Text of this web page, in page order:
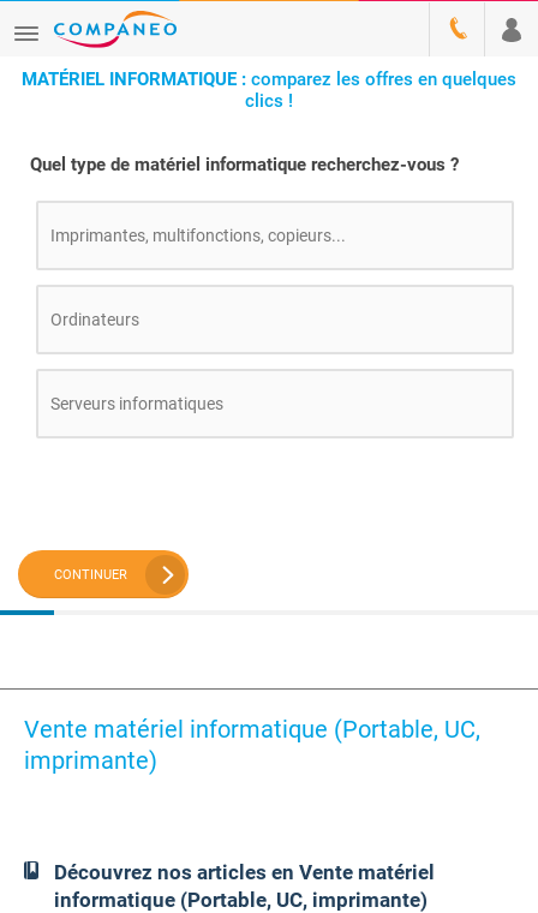
MATÉRIEL INFORMATIQUE : comparez les offres en quelques
clics !
Quel type de matériel informatique recherchez-vous ?
Imprimantes, multifonctions, copieurs...
Ordinateurs
Serveurs informatiques
CONTINUER
Vente matériel informatique (Portable, UC,
imprimante)
Découvrez nos articles en Vente matériel
informatique (Portable, UC, imprimante)